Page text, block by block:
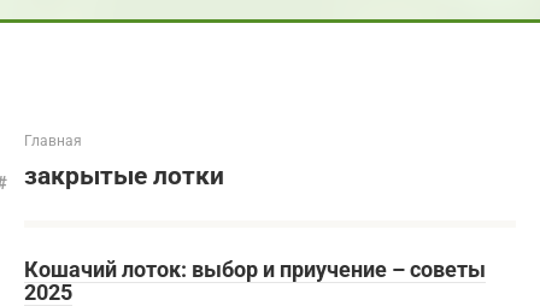
Главная
закрытые лотки
Кошачий лоток: выбор и приучение – советы
2025